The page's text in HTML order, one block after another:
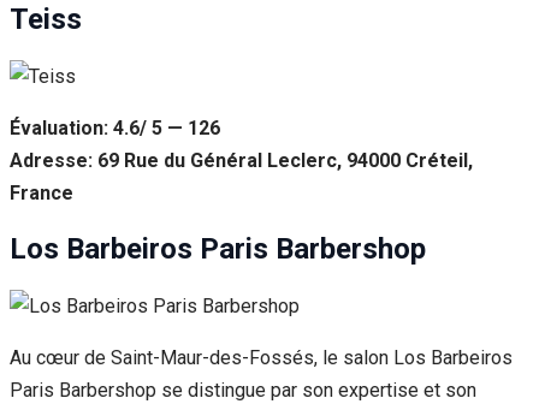
Teiss
Évaluation: 4.6/ 5 — 126
Adresse: 69 Rue du Général Leclerc, 94000 Créteil,
France
Los Barbeiros Paris Barbershop
Au cœur de Saint-Maur-des-Fossés, le salon Los Barbeiros
Paris Barbershop se distingue par son expertise et son